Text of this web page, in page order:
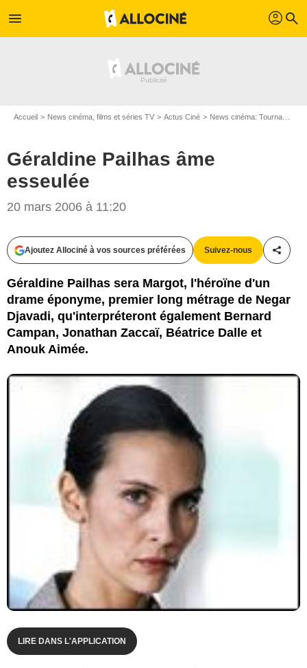
menu profil search
Accueil News cinéma, films et séries TV Actus Ciné News cinéma: Tournages
Géraldine Pailhas âme
esseulée
20 mars 2006 à 11:20
Ajoutez Allociné à vos sources préférées Suivez-nous
Géraldine Pailhas sera Margot, l'héroïne d'un
drame éponyme, premier long métrage de Negar
Djavadi, qu'interpréteront également Bernard
Campan, Jonathan Zaccaï, Béatrice Dalle et
Anouk Aimée.
LIRE DANS L'APPLICATION